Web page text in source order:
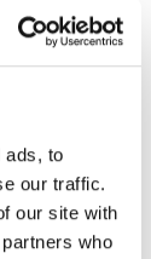
ads, to
our traffic.
our site with
who